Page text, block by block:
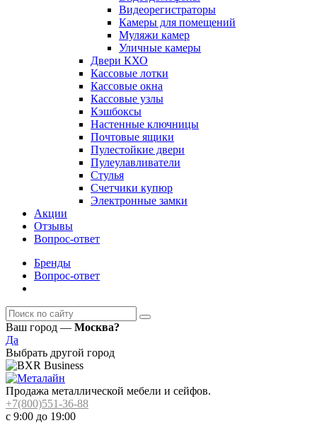
Видеорегистраторы
Камеры для помещений
Муляжи камер
Уличные камеры
Двери КХО
Кассовые лотки
Кассовые окна
Кассовые узлы
Кэшбоксы
Настенные ключницы
Почтовые ящики
Пулестойкие двери
Пулеулавливатели
Стулья
Счетчики купюр
Электронные замки
Акции
Отзывы
Вопрос-ответ
Бренды
Вопрос-ответ
Ваш город — Москва?
Да
Выбрать другой город
Продажа металлической мебели и сейфов.
+7(800)551-36-88
с 9:00 до 19:00